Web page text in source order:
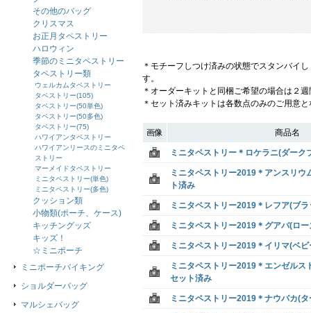
＊モチーフしつけ済みの状態でスタンバイ
す。
＊オーダーキットと同梱ご希望の場合は２
＊セット済みキットは各数点のみのご用意
画像 商品名
ミニタペストリー＊ロケラニ(ダーク
ミニタペストリー2019＊アンスリウ
ト済み
ミニタペストリー2019＊レフア(ブ
ミニタペストリー2019＊グアバ(ロ
ミニタペストリー2019＊イリマ(ベ
ミニタペストリー2019＊エンゼルス
セット済み
ミニタペストリー2019＊ナウパカ(
その他のバッグ
クリスマス
お正月タペストリー
ハロウィン
季節のミニタペストリー
タペストリー類
ウェルカムタペストリー
タペストリー(105)
タペストリー(50単色)
タペストリー(50多色)
タペストリー(75)
ハワイアンタペストリー
ハワイアンリースのミニタペ
ストリー
マーメイドタペストリー
ミニタペストリー(単色)
ミニタペストリー(多色)
クッション類
小物類(ポーチ、ケース)
キッチングッズ
キッズ！
☆ミニポーチ
ミニポーチバイキング
ショルダーバッグ
マルシェバッグ